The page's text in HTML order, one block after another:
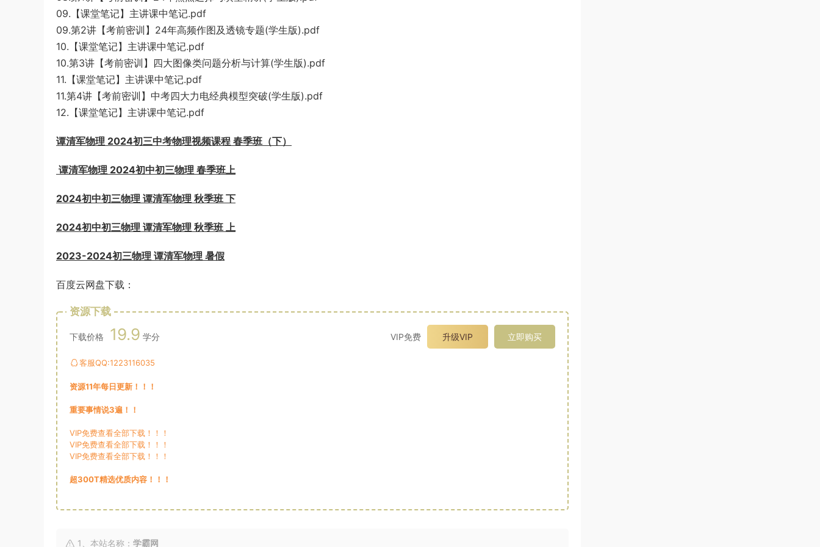
09.【课堂笔记】主讲课中笔记.pdf
09.第2讲【考前密训】24年高频作图及透镜专题(学生版).pdf
10.【课堂笔记】主讲课中笔记.pdf
10.第3讲【考前密训】四大图像类问题分析与计算(学生版).pdf
11.【课堂笔记】主讲课中笔记.pdf
11.第4讲【考前密训】中考四大力电经典模型突破(学生版).pdf
12.【课堂笔记】主讲课中笔记.pdf
谭清军物理 2024初三中考物理视频课程 春季班（下）
谭清军物理 2024初中初三物理 春季班上
2024初中初三物理 谭清军物理 秋季班 下
2024初中初三物理 谭清军物理 秋季班 上
2023-2024初三物理 谭清军物理 暑假
百度云网盘下载：
资源下载
下载价格 19.9 学分 VIP免费 升级VIP 立即购买
客服QQ:1223116035
资源11年每日更新！！！
重要事情说3遍！！
VIP免费查看全部下载！！！
VIP免费查看全部下载！！！
VIP免费查看全部下载！！！
超300T精选优质内容！！！
1、本站名称： 学霸网